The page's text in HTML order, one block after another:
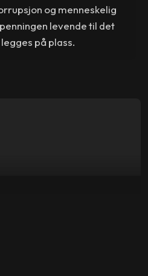
og menneskelig
levende til det
på plass.